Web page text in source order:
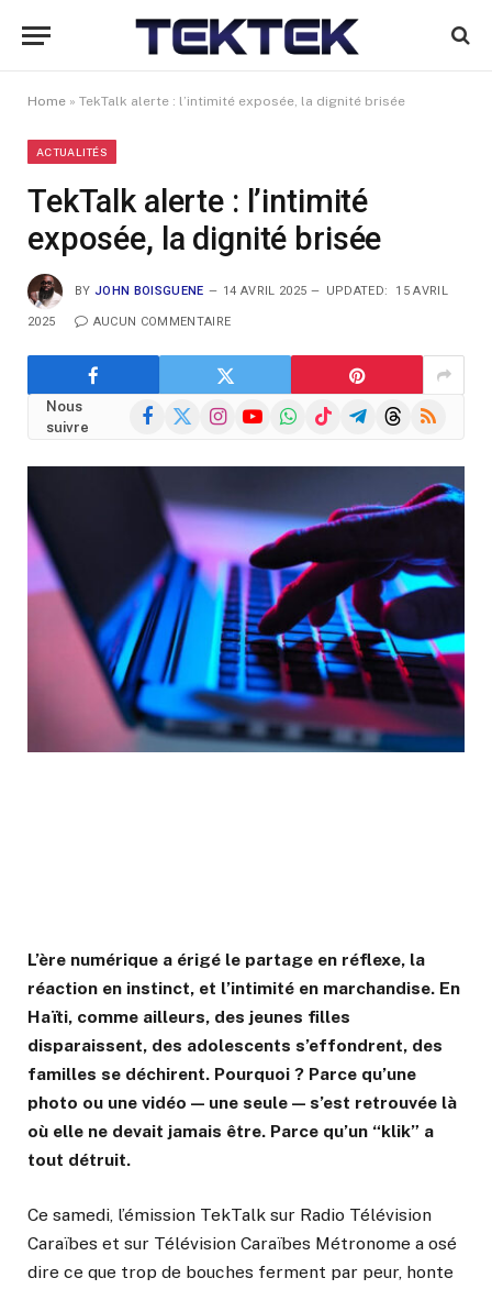
Home » TekTalk alerte : l’intimité exposée, la dignité brisée
ACTUALITÉS
TekTalk alerte : l’intimité
exposée, la dignité brisée
BY JOHN BOISGUENE 14 AVRIL 2025 UPDATED: 15 AVRIL
2025 AUCUN COMMENTAIRE
Nous
suivre
Facebook
X
InstagramYouTubeWhatsAppTikTokTelegramThreads
RSS
L’ère numérique a érigé le partage en réflexe, la
réaction en instinct, et l’intimité en marchandise. En
Haïti, comme ailleurs, des jeunes filles
disparaissent, des adolescents s’effondrent, des
familles se déchirent. Pourquoi ? Parce qu’une
photo ou une vidéo — une seule — s’est retrouvée là
où elle ne devait jamais être. Parce qu’un “klik” a
tout détruit.
Ce samedi, l’émission TekTalk sur Radio Télévision
Caraïbes et sur Télévision Caraïbes Métronome a osé
dire ce que trop de bouches ferment par peur, honte